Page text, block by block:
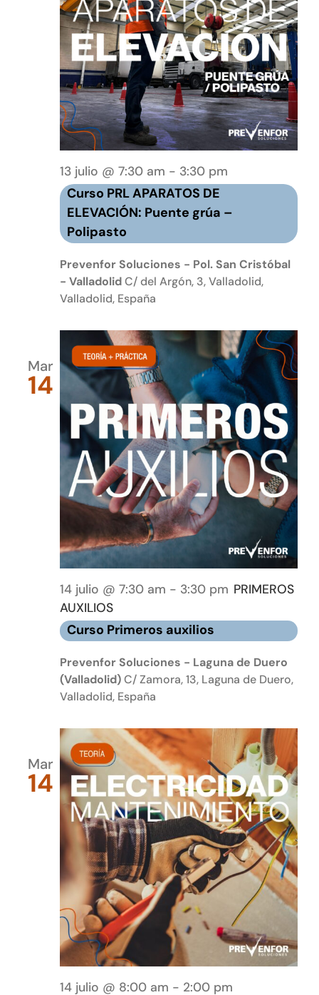
13 julio @ 7:30 am - 3:30 pm
PRL
Puente
grúa
–
Curso PRL APARATOS DE
ELEVACIÓN: Puente grúa –
Polipasto
Prevenfor Soluciones - Pol. San Cristóbal
- ValladolidC/ del Argón, 3, Valladolid,
Valladolid, España
Mar
14
14 julio @ 7:30 am - 3:30 pm PRIMEROS
AUXILIOS
Curso Primeros auxilios
Prevenfor Soluciones - Laguna de Duero
(Valladolid)C/ Zamora, 13, Laguna de Duero,
Valladolid, España
Mar
14
14 julio @ 8:00 am - 2:00 pm